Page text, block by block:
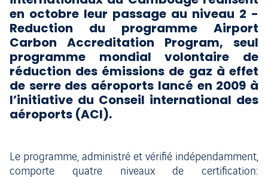
en octobre leur passage au niveau 2 -
Reduction du programme Airport
Carbon Accreditation Program, seul
programme mondial volontaire de
réduction des émissions de gaz à effet
de serre des aéroports lancé en 2009 à
l’initiative du Conseil international des
aéroports (ACI).
Le programme, administré et vérifié indépendamment,
comporte quatre niveaux de certification: